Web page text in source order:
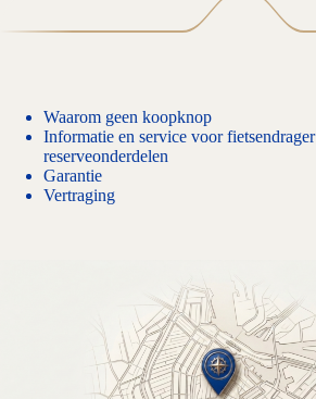
Waarom geen koopknop
Informatie en service voor fietsendrager
reserveonderdelen
Garantie
Vertraging